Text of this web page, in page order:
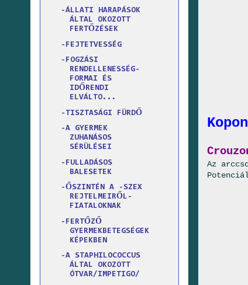
Az
-ÁLLATI HARAPÁSOK
ÁLTAL OKOZOTT
FERTŐZÉSEK
-FEJTETVESSÉG
-FOGZÁSI
RENDELLENESSÉG-
FORMAI ÉS
IDŐRENDI
ELVÁLTO...
-TISZTASÁGI FÜRDŐ
-A GYERMEK
ZUHANÁSOS
SÉRÜLÉSEI
-FULLADÁSOS
BALESETEK
-ŐSZINTÉN A -SZEX
REJTELMEIRŐL-
FIATALOKNAK
-FERTŐZŐ
GYERMEKBETEGSÉGEK
KÉPEKBEN
-A STAPHILOCOCCUS
ÁLTAL OKOZOTT
ÓTVAR/IMPETIGO/